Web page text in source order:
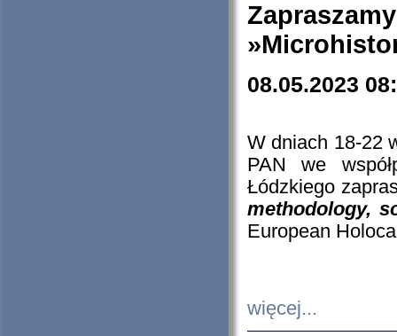
08.05.2023
W dniach 18-22
PAN we
Łódzkiego
methodology,
European
więcej...